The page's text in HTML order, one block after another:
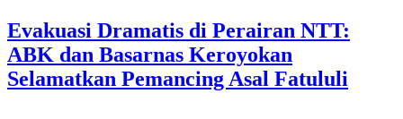
Evakuasi Dramatis di Perairan NTT:
ABK dan Basarnas Keroyokan
Selamatkan Pemancing Asal Fatululi